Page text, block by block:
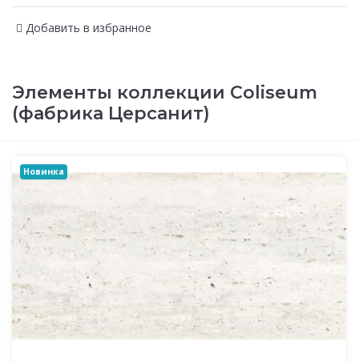
Добавить в избранное
Элементы коллекции Coliseum
(фабрика Церсанит)
Новинка